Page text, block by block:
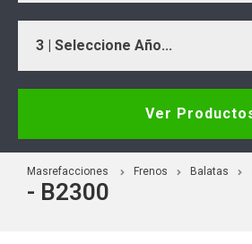
3 | Seleccione Año...
Ver
Masrefacciones Frenos Balatas
- B2300